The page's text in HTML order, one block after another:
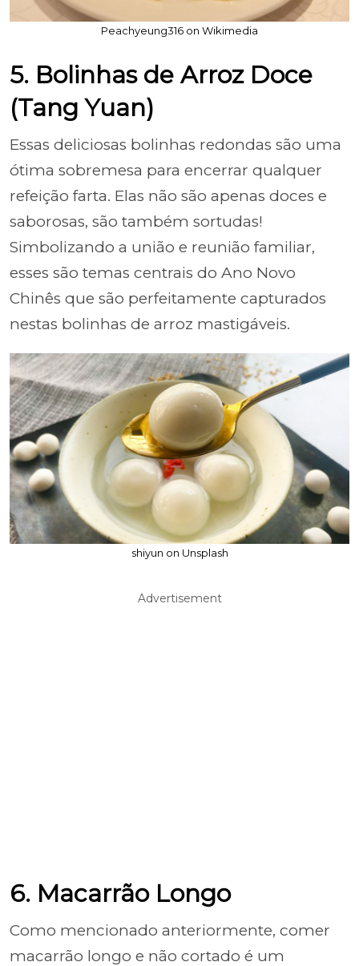
Peachyeung316 on Wikimedia
5. Bolinhas de Arroz Doce
(Tang Yuan)
Essas deliciosas bolinhas redondas são uma
ótima sobremesa para encerrar qualquer
refeição farta. Elas não são apenas doces e
saborosas, são também sortudas!
Simbolizando a união e reunião familiar,
esses são temas centrais do Ano Novo
Chinês que são perfeitamente capturados
nestas bolinhas de arroz mastigáveis.
shiyun on Unsplash
Advertisement
6. Macarrão Longo
Como mencionado anteriormente, comer
macarrão longo e não cortado é um